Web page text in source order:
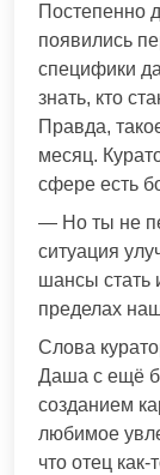
Постепенно
появились
специфики
знать, кто
Правда,
месяц.
сфере есть
— Но ты не
ситуация
шансы стать
пределах
Слова
Даша с ещё
созданием
любимое
что отец